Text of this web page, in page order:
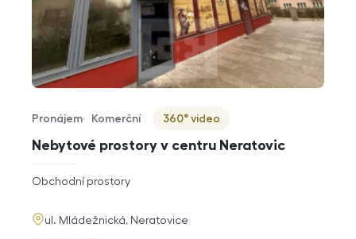
Nebytové prostory v centru Neratovic
Typ nabídky
Pronájem
Typ nemovitosti
Komerční
Virtuální prohlídka
360° video
rozměry
dispozice
Obchodní prostory
adresa
ul. Mládežnická, Neratovice